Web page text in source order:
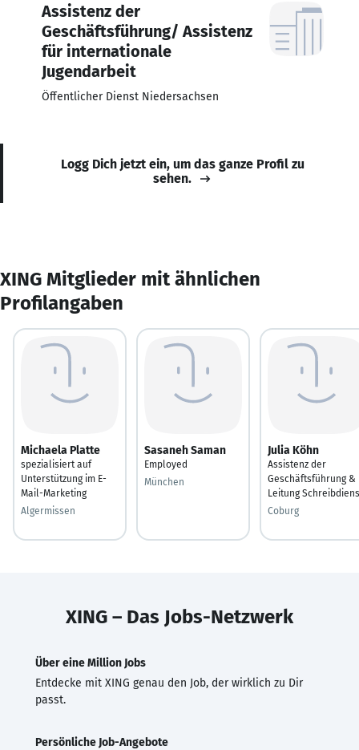
Assistenz der
Geschäftsführung/ Assistenz
für internationale
Jugendarbeit
Öffentlicher Dienst Niedersachsen
Logg Dich jetzt ein, um das ganze Profil zu
sehen.
XING Mitglieder mit ähnlichen
Profilangaben
Michaela Platte
spezialisiert auf
Unterstützung im E-
Mail-Marketing
Algermissen
Sasaneh Saman
Employed
München
Julia Köhn
Assistenz der
Geschäftsführung &
Leitung
Coburg
XING – Das Jobs-Netzwerk
Über eine Million Jobs
Entdecke mit XING genau den Job, der wirklich zu Dir
passt.
Persönliche Job-Angebote